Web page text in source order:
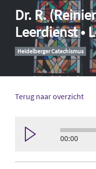
Dr. R.
Leerdienst •
Heidelberger Catechismus
Terug naar overzicht
00:00